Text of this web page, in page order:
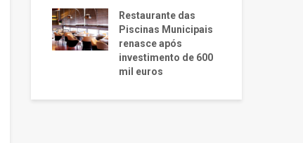
Restaurante das
Piscinas Municipais
renasce após
investimento de 600
mil euros